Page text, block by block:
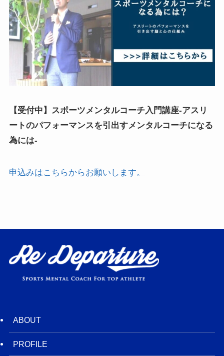
【受付中】スポーツメンタルコーチ入門講座-アスリ
ートのパフォーマンスを引出すメンタルコーチになる
為には-
申込みはこちらからお願いします。
ABOUT
PROFILE